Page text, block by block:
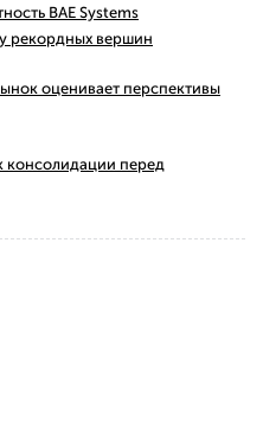
BAE Systems
рекордных вершин
оценивает перспективы
консолидации перед